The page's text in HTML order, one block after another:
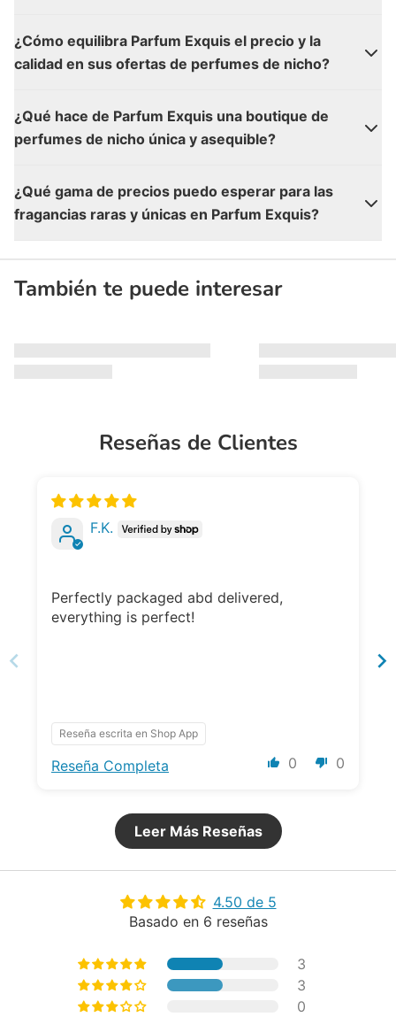
¿Cómo equilibra Parfum Exquis el precio y la
calidad en sus ofertas de perfumes de nicho?
¿Qué hace de Parfum Exquis una boutique de
perfumes de nicho única y asequible?
¿Qué gama de precios puedo esperar para las
fragancias raras y únicas en Parfum Exquis?
También te puede interesar
Reseñas de Clientes
F.K.
Perfectly packaged abd delivered,
everything is perfect!
Reseña escrita en Shop App
0 0
Reseña Completa
Leer Más Reseñas
4.50 de 5
Basado en 6 reseñas
3
3
0